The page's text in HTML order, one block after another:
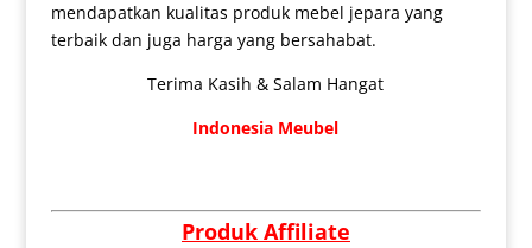
mendapatkan kualitas produk mebel jepara yang
terbaik dan juga harga yang bersahabat.
Terima Kasih & Salam Hangat
Indonesia Meubel
Produk Affiliate